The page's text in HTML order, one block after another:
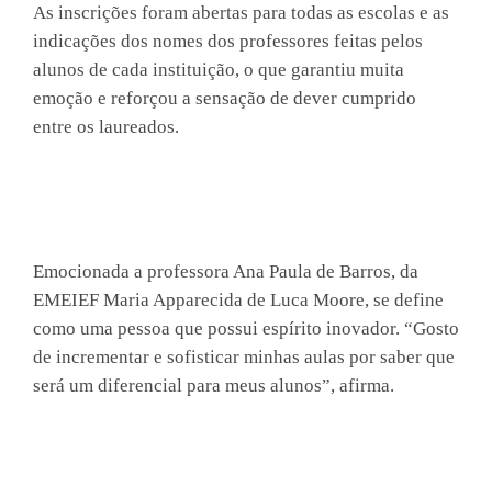
As inscrições foram abertas para todas as escolas e as
indicações dos nomes dos professores feitas pelos
alunos de cada instituição, o que garantiu muita
emoção e reforçou a sensação de dever cumprido
entre os laureados.
Emocionada a professora Ana Paula de Barros, da
EMEIEF Maria Apparecida de Luca Moore, se define
como uma pessoa que possui espírito inovador. “Gosto
de incrementar e sofisticar minhas aulas por saber que
será um diferencial para meus alunos”, afirma.